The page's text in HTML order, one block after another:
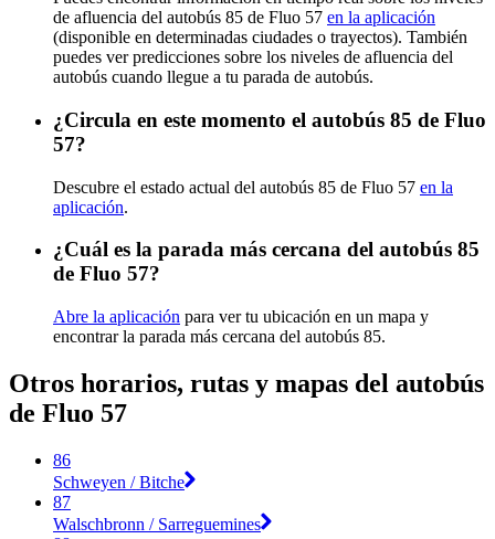
de afluencia del autobús 85 de Fluo 57 en la aplicación
(disponible en determinadas ciudades o trayectos). También
puedes ver predicciones sobre los niveles de afluencia del
autobús cuando llegue a tu parada de autobús.
¿Circula en este momento el autobús 85 de Fluo
57?
Descubre el estado actual del autobús 85 de Fluo 57 en la
aplicación.
¿Cuál es la parada más cercana del autobús 85
de Fluo 57?
Abre la aplicación para ver tu ubicación en un mapa y
encontrar la parada más cercana del autobús 85.
Otros horarios, rutas y mapas del autobús
de Fluo 57
86
Schweyen / Bitche
87
Walschbronn / Sarreguemines